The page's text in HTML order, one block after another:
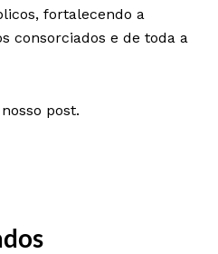
fortalecendo a
consorciados e de toda a
post.